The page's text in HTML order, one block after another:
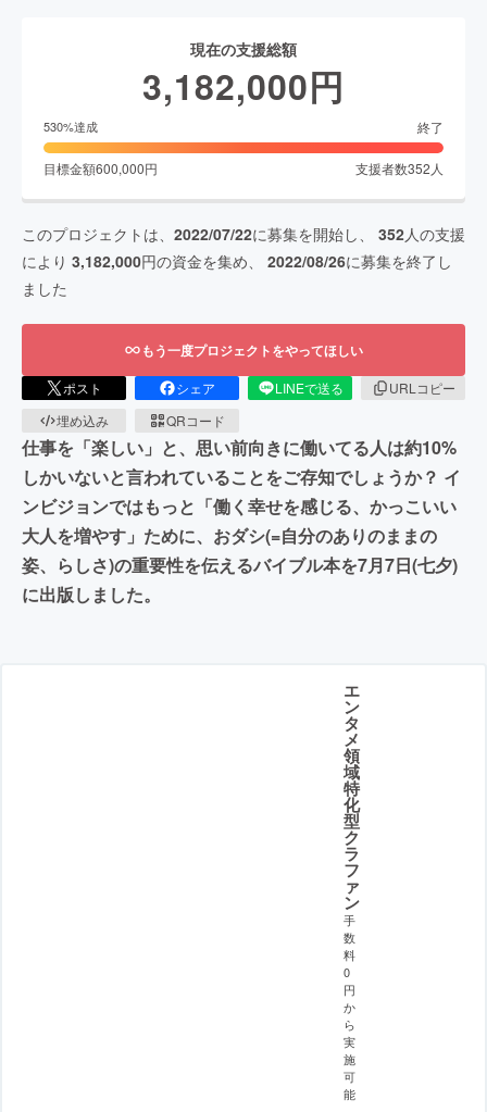
現在の支援総額
3,182,000円
530%達成 終了
目標金額600,000円 支援者数352 人
このプロジェクトは、 2022/07/22に募集を開始し、 352人の支援
により 3,182,000円の資金を集め、 2022/08/26に募集を終了し
ました
もう一度プロジェクトをやってほしい
ポスト シェア LINEで送る
URLコピー
埋め込み
QRコード
仕事を「楽しい」と、思い前向きに働いてる人は約10%
しかいないと言われていることをご存知でしょうか？ イ
ンビジョンではもっと「働く幸せを感じる、かっこいい
大人を増やす」ために、おダシ(=自分のありのままの
姿、らしさ)の重要性を伝えるバイブル本を7月7日(七夕)
に出版しました。
エ
ン
タ
メ
領
域
特
化
型
ク
ラ
フ
ァ
ン
手
数
料
0
円
か
ら
実
施
可
能